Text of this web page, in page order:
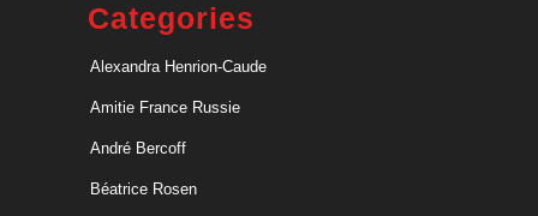
Categories
Alexandra Henrion-Caude
Amitie France Russie
André Bercoff
Béatrice Rosen